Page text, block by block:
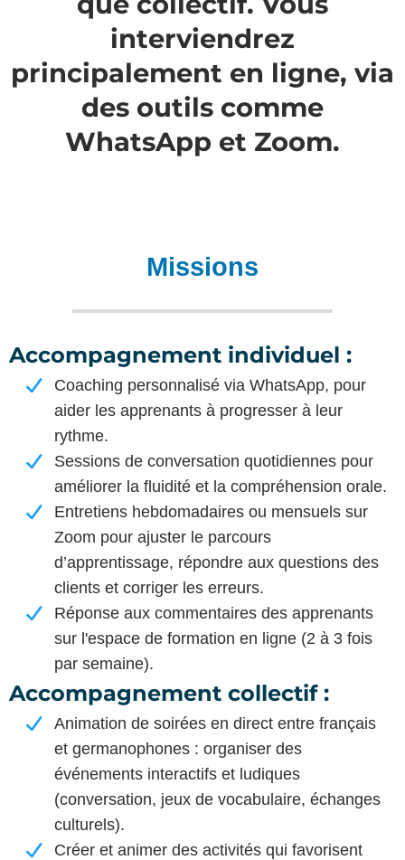
interviendrez
principalement en ligne, via
des outils comme
WhatsApp et Zoom.
Missions
Accompagnement individuel :
Coaching personnalisé via WhatsApp, pour
aider les apprenants à progresser à leur
rythme.
Sessions de conversation quotidiennes pour
améliorer la fluidité et la compréhension orale.
Entretiens hebdomadaires ou mensuels sur
Zoom pour ajuster le parcours
d’apprentissage, répondre aux questions des
clients et corriger les erreurs.
Réponse aux commentaires des apprenants
sur l'espace de formation en ligne (2 à 3 fois
par semaine).
Accompagnement collectif :
Animation de soirées en direct entre français
et germanophones : organiser des
événements interactifs et ludiques
(conversation, jeux de vocabulaire, échanges
culturels).
Créer et animer des activités qui favorisent